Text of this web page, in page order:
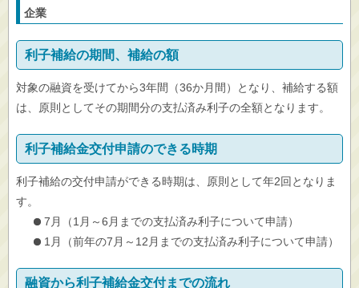
企業
利子補給の期間、補給の額
対象の融資を受けてから3年間（36か月間）となり、補給する額
は、原則としてその期間分の支払済み利子の全額となります。
利子補給金交付申請のできる時期
利子補給の交付申請ができる時期は、原則として年2回となりま
す。
7月（1月～6月までの支払済み利子について申請）
1月（前年の7月～12月までの支払済み利子について申請）
融資から利子補給金交付までの流れ